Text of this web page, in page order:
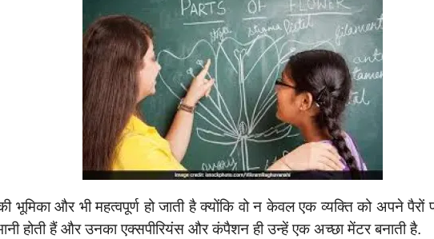
भूमिका और भी महत्वपूर्ण हो जाती है क्योंकि वो न केवल एक व्यक्ति को अपने
होती हैं और उनका एक्सपीरियंस और कंपैशन ही उन्हें एक अच्छा मेंटर बनाती है.